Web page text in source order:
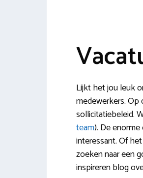
Lijkt het jou leuk
medewerkers. Op
sollicitatiebeleid.
team). De
interessant. Of
zoeken naar een
inspireren blog